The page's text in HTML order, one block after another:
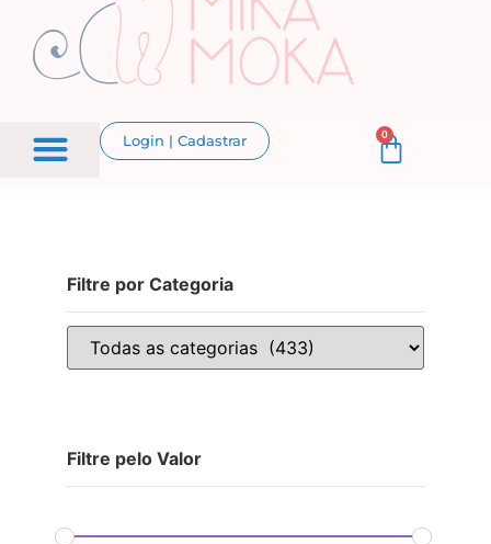
Login | Cadastrar 0
Filtre por Categoria
Filtre pelo Valor